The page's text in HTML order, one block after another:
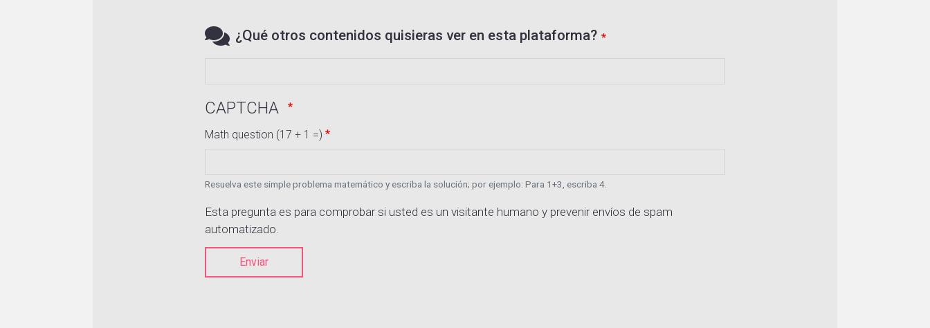
¿Qué otros contenidos quisieras ver en esta plataforma?
CAPTCHA
Math question (17 + 1 =)
Resuelva este simple problema matemático y escriba la solución; por ejemplo: Para 1+3, escriba 4.
Esta pregunta es para comprobar si usted es un visitante humano y prevenir envíos de spam
automatizado.
Enviar